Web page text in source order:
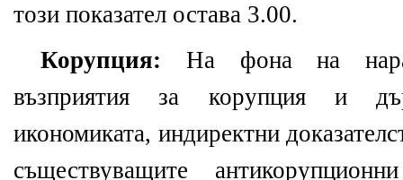
този показател остава 3.00.
Корупция: На фона на
възприятия за корупция и
икономиката, индиректни
съществуващите